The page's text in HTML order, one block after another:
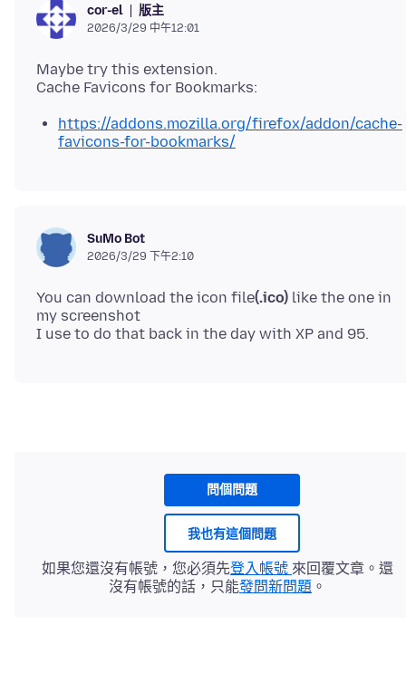
cor-el 版主
2026/3/29 中午12:01
Maybe try this extension.
https://addons.mozilla.org/firefox/addon/cache-
favicons-for-bookmarks/
SuMo Bot
2026/3/29 下午2:10
You can download the icon file(.ico) like the one in
my screenshot
問個問題
我也有這個問題
如果您還沒有帳號，您必須先登入帳號 來回覆文章。還
沒有帳號的話，只能發問新問題 。